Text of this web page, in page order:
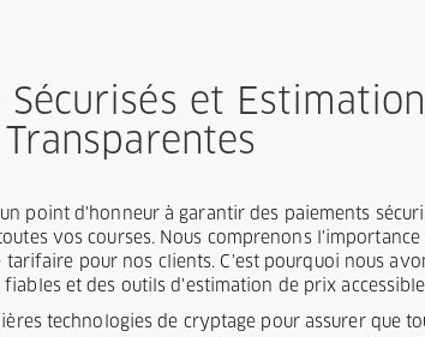
Sécurisés et
Transparentes
point d'honneur à garantir des paiements
vos courses. Nous comprenons l'importance
pour nos clients. C'est pourquoi nous
et des outils d'estimation de prix
technologies de cryptage pour assurer que